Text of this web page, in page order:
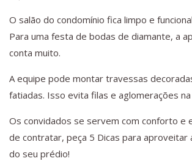
O salão do condomínio fica limpo e
Para uma festa de bodas de diamante, a
conta muito.
A equipe pode montar travessas
fatiadas. Isso evita filas e aglomerações
Os convidados se servem com conforto e
de contratar, peça 5 Dicas para aproveitar
do seu prédio!